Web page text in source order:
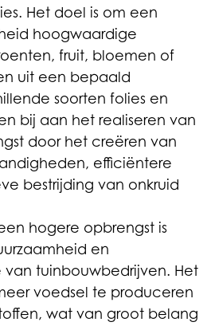
Het doel is om een
hoogwaardige
fruit, bloemen of
uit een bepaald
soorten folies en
bij aan het realiseren van
door het creëren van
efficiëntere
bestrijding van onkruid
hogere opbrengst is
en
tuinbouwbedrijven. Het
voedsel te produceren
wat van groot belang